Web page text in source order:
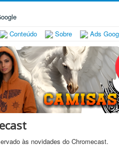
Conteúdo Sobre Ads
às novidades do Chromecast.